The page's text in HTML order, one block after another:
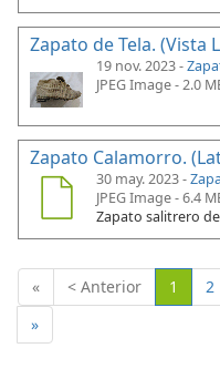
Zapato de Tela. (Vista
19 nov. 2023 -
JPEG Image - 2.0
Zapato Calamorro.
30 may. 2023 -
JPEG Image - 6.4
Zapato salitrero
« < Anterior 1 2
»